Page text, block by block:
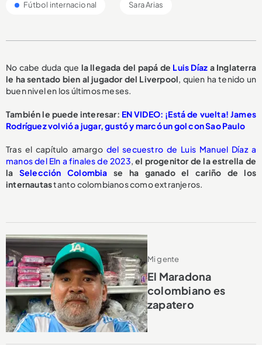
Fútbol internacional Sara Arias
No cabe duda que la llegada del papá de Luis Díaz a Inglaterra
le ha sentado bien al jugador del Liverpool, quien ha tenido un
buen nivel en los últimos meses.
También le puede interesar: EN VIDEO: ¡Está de vuelta! James
Rodríguez volvió a jugar, gustó y marcó un gol con Sao Paulo
Tras el capítulo amargo del secuestro de Luis Manuel Díaz a
manos del Eln a finales de 2023, el progenitor de la estrella de
la Selección Colombia se ha ganado el cariño de los
internautastanto colombianos como extranjeros.
Mi gente
El Maradona
colombiano es
zapatero